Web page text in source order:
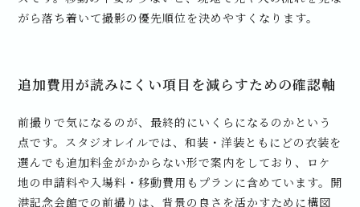
がら落ち着いて撮影の優先順位を決めやすくなります。
追加費用が読みにくい項目を減らすための確認軸
前撮りで気になるのが、最終的にいくらになるのかという
点です。スタジオレイルでは、和装・洋装ともにどの衣装を
選んでも追加料金がかからない形で案内をしており、ロケ
地の申請料や入場料・移動費用もプランに含めています。開
港記念会館での前撮りは、背景の良さを活かすために構図